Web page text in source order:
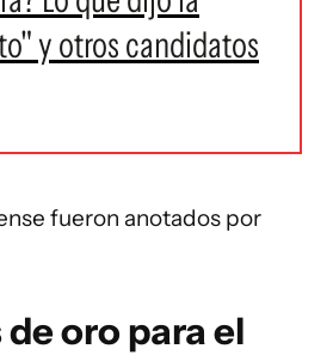
y otros candidatos
fueron anotados por
oro para el